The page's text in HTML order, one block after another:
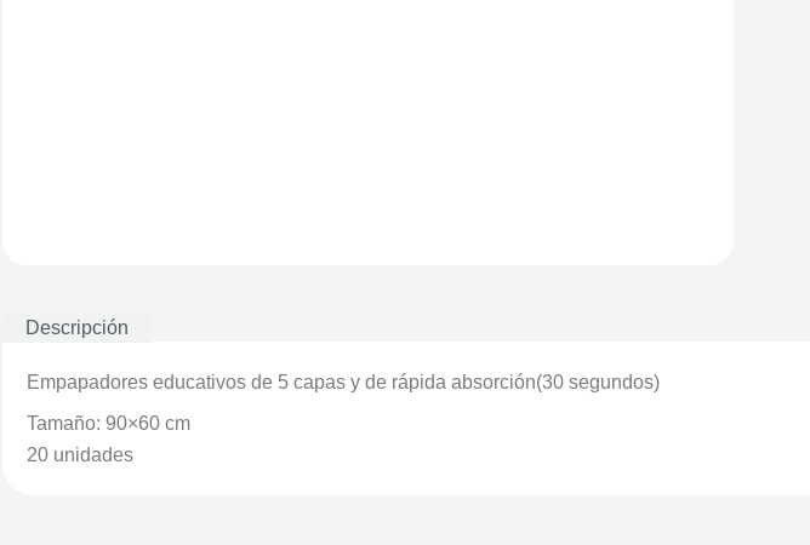
Descripción
Empapadores educativos de 5 capas y de rápida absorción(30 segundos)
Tamaño: 90×60 cm
20 unidades